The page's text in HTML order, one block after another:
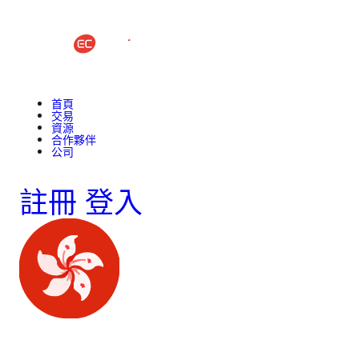
首頁
交易
資源
合作夥伴
公司
註冊 登入